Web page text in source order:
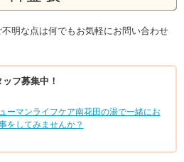
明な点は何でもお気軽にお問い合わせ
ッフ募集中！
ーマンライフケア南花田の湯で一緒にお
をしてみませんか？